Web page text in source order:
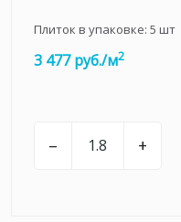
Плиток в упаковке: 5 шт
3 477 руб./м2
– +